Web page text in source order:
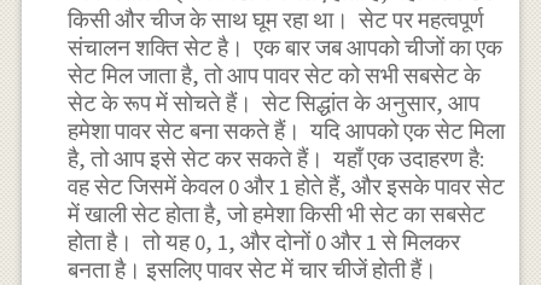
किसी और चीज के साथ घूम रहा था। सेट पर महत्वपूर्ण
संचालन शक्ति सेट है। एक बार जब आपको चीजों का एक
सेट मिल जाता है, तो आप पावर सेट को सभी सबसेट के
सेट के रूप में सोचते हैं। सेट सिद्धांत के अनुसार, आप
हमेशा पावर सेट बना सकते हैं। यदि आपको एक सेट मिला
है, तो आप इसे सेट कर सकते हैं। यहाँ एक उदाहरण है:
वह सेट जिसमें केवल 0 और 1 होते हैं, और इसके पावर सेट
में खाली सेट होता है, जो हमेशा किसी भी सेट का सबसेट
होता है। तो यह 0, 1, और दोनों 0 और 1 से मिलकर
बनता है। इसलिए पावर सेट में चार चीजें होती हैं।